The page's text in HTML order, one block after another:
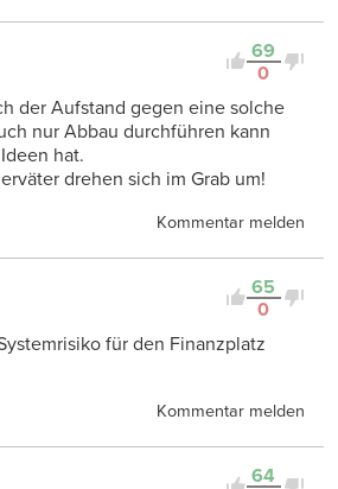
69
0
der Aufstand gegen eine solche
nur Abbau durchführen kann
hat.
drehen sich im Grab um!
Kommentar melden
65
0
für den Finanzplatz
Kommentar melden
64